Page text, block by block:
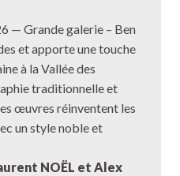
— Grande galerie – Ben
et apporte une touche
à la Vallée des
traditionnelle et
œuvres réinventent les
un style noble et
NOËL et Alex